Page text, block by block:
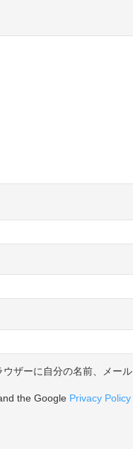
ザーに自分の名前、メー
the Google Privacy Policy